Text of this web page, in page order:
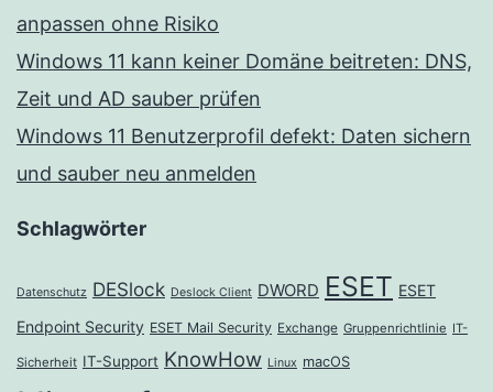
anpassen ohne Risiko
Windows 11 kann keiner Domäne beitreten: DNS,
Zeit und AD sauber prüfen
Windows 11 Benutzerprofil defekt: Daten sichern
und sauber neu anmelden
Schlagwörter
Datenschutz DESlock Deslock Client DWORD ESET ESET
Endpoint Security ESET Mail Security Exchange Gruppenrichtlinie IT-
Sicherheit IT-Support KnowHow Linux macOS